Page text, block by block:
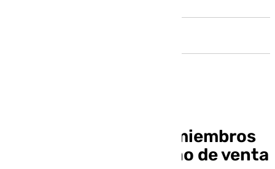
Condenados cuatro miembros
de un grupo aljarafeño de venta